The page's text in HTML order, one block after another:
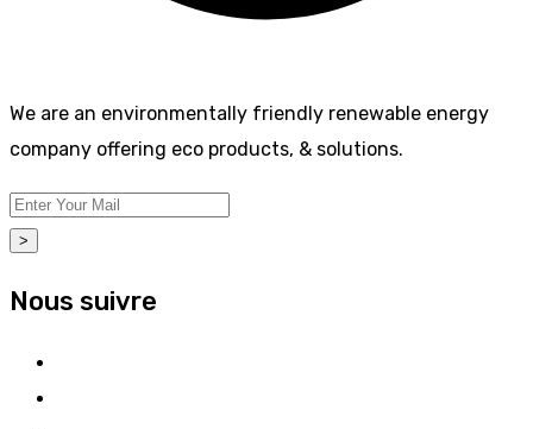
We are an environmentally friendly renewable energy
company offering eco products, & solutions.
>
Nous suivre